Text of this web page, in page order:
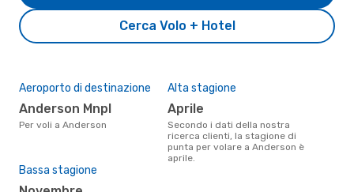
Cerca Volo + Hotel
Aeroporto di destinazione
Anderson Mnpl
Per voli a Anderson
Alta stagione
aprile
Secondo i dati della nostra
ricerca clienti, la stagione di
punta per volare a Anderson è
aprile.
Bassa stagione